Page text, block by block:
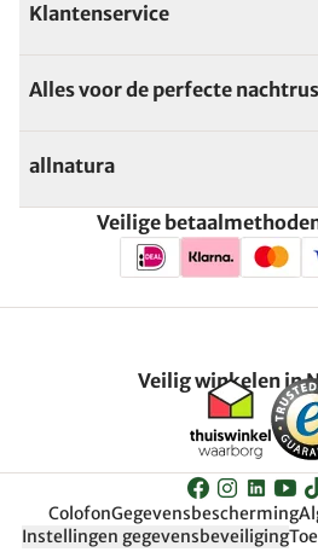
Klantenservice
Alles voor de perfecte
allnatura
Veilige
Veilig winkelen in
ColofonGegevensbescherming
Instellingen gegevensbeveiliging